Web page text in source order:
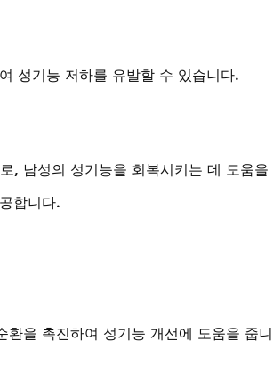
성기능 저하를 유발할 수 있습니다.
, 남성의 성기능을 회복시키는 데 도움을
합니다.
을 촉진하여 성기능 개선에 도움을 줍